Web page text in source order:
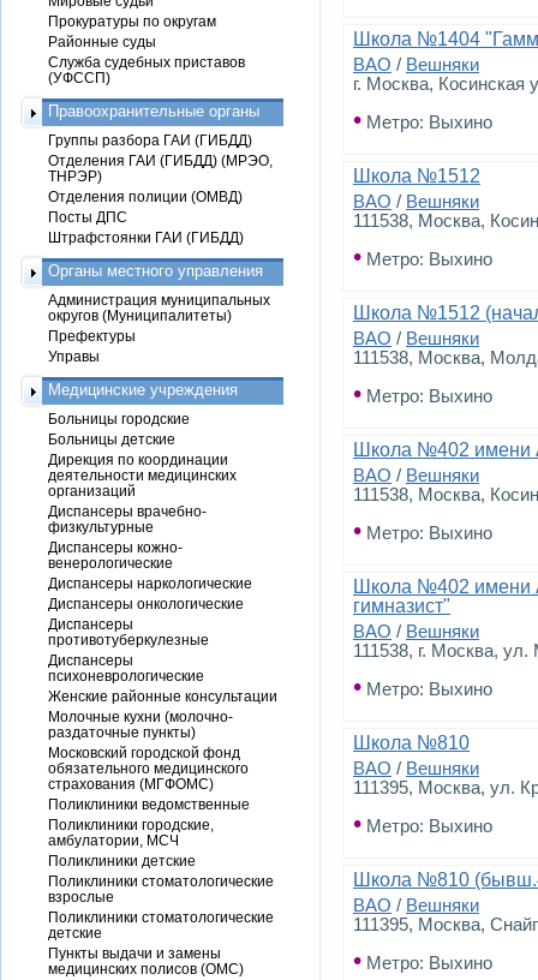
Школа №1404
ВАО / Вешняки
г. Москва, Косинская
• Метро: Выхино
Школа №1512
ВАО / Вешняки
111538, Москва,
• Метро: Выхино
Школа №1512
ВАО / Вешняки
111538, Москва,
• Метро: Выхино
Школа №402 имени
ВАО / Вешняки
111538, Москва,
• Метро: Выхино
Школа №402 имени
гимназист"
ВАО / Вешняки
111538, г. Москва,
• Метро: Выхино
Школа №810
ВАО / Вешняки
111395, Москва, ул.
• Метро: Выхино
Школа №810
ВАО / Вешняки
111395, Москва,
• Метро: Выхино
Прокуратуры по округам
Районные суды
Служба судебных приставов
(УФССП)
Правоохранительные органы
Группы разбора ГАИ (ГИБДД)
Отделения ГАИ (ГИБДД) (МРЭО,
ТНРЭР)
Отделения полиции (ОМВД)
Посты ДПС
Штрафстоянки ГАИ (ГИБДД)
Органы местного управления
Администрация муниципальных
округов (Муниципалитеты)
Префектуры
Управы
Медицинские учреждения
Больницы городские
Больницы детские
Дирекция по координации
деятельности медицинских
организаций
Диспансеры врачебно-
физкультурные
Диспансеры кожно-
венерологические
Диспансеры наркологические
Диспансеры онкологические
Диспансеры
противотуберкулезные
Диспансеры
психоневрологические
Женские районные консультации
Молочные кухни (молочно-
раздаточные пункты)
Московский городской фонд
обязательного медицинского
страхования (МГФОМС)
Поликлиники ведомственные
Поликлиники городские,
амбулатории, МСЧ
Поликлиники детские
Поликлиники стоматологические
взрослые
Поликлиники стоматологические
детские
Пункты выдачи и замены
медицинских полисов (ОМС)